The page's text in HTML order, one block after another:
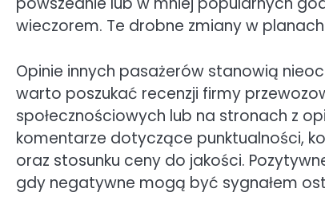
wieczorem. Te drobne zmiany w
Opinie innych pasażerów stanowią
warto poszukać recenzji firmy
społecznościowych lub na stronach z
komentarze dotyczące punktualności,
oraz stosunku ceny do jakości.
gdy negatywne mogą być sygnałem